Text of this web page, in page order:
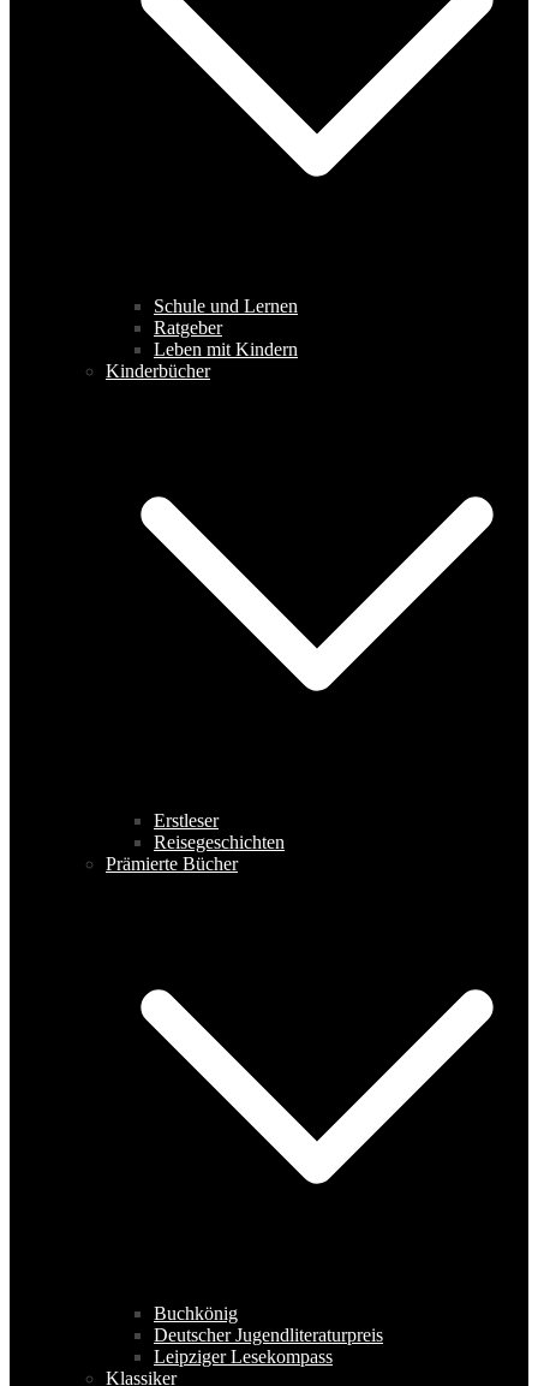
Schule und Lernen
Ratgeber
Leben mit Kindern
Kinderbücher
Erstleser
Reisegeschichten
Prämierte Bücher
Buchkönig
Deutscher Jugendliteraturpreis
Leipziger Lesekompass
Klassiker